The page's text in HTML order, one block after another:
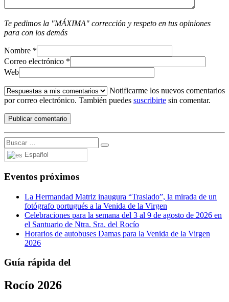
Te pedimos la "MÁXIMA" corrección y respeto en tus opiniones
para con los demás
Nombre *
Correo electrónico *
Web
Notificarme los nuevos comentarios
por correo electrónico. También puedes suscribirte sin comentar.
Español
Eventos próximos
La Hermandad Matriz inaugura “Traslado”, la mirada de un
fotógrafo portugués a la Venida de la Virgen
Celebraciones para la semana del 3 al 9 de agosto de 2026 en
el Santuario de Ntra. Sra. del Rocío
Horarios de autobuses Damas para la Venida de la Virgen
2026
Guía rápida del
Rocío 2026